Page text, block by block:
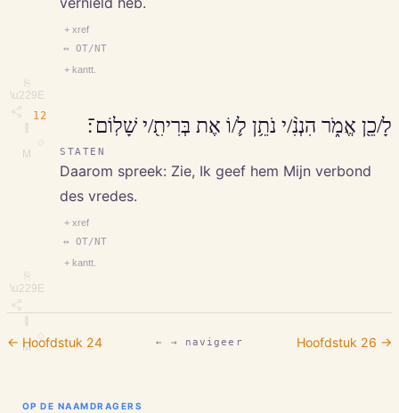
⎘
\u229E
M
+ xref
↔ OT/NT
+ kantt.
12
⎘
\u229E
M
לָ/כֵ֖ן אֱמֹ֑ר הִנְנִ֨/י נֹתֵ֥ן ל֛/וֹ אֶת בְּרִיתִ֖/י שָׁלֽוֹם־׃
STATEN
Daarom spreek: Zie, Ik geef hem Mijn verbond
des vredes.
+ xref
↔ OT/NT
+ kantt.
← Hoofdstuk 24 ← → navigeer Hoofdstuk 26 →
OP DE NAAMDRAGERS